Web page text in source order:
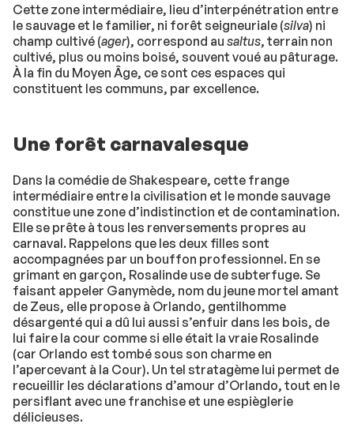
Cette zone intermédiaire, lieu d’interpénétration entre
le sauvage et le familier, ni forêt seigneuriale (silva) ni
champ cultivé (ager), correspond au saltus, terrain non
cultivé, plus ou moins boisé, souvent voué au pâturage.
À la fin du Moyen Âge, ce sont ces espaces qui
constituent les communs, par excellence.
Une forêt carnavalesque
Dans la comédie de Shakespeare, cette frange
intermédiaire entre la civilisation et le monde sauvage
constitue une zone d’indistinction et de contamination.
Elle se prête à tous les renversements propres au
carnaval. Rappelons que les deux filles sont
accompagnées par un bouffon professionnel. En se
grimant en garçon, Rosalinde use de subterfuge. Se
faisant appeler Ganymède, nom du jeune mortel amant
de Zeus, elle propose à Orlando, gentilhomme
désargenté qui a dû lui aussi s’enfuir dans les bois, de
lui faire la cour comme si elle était la vraie Rosalinde
(car Orlando est tombé sous son charme en
l’apercevant à la Cour). Un tel stratagème lui permet de
recueillir les déclarations d’amour d’Orlando, tout en le
persiflant avec une franchise et une espièglerie
délicieuses.